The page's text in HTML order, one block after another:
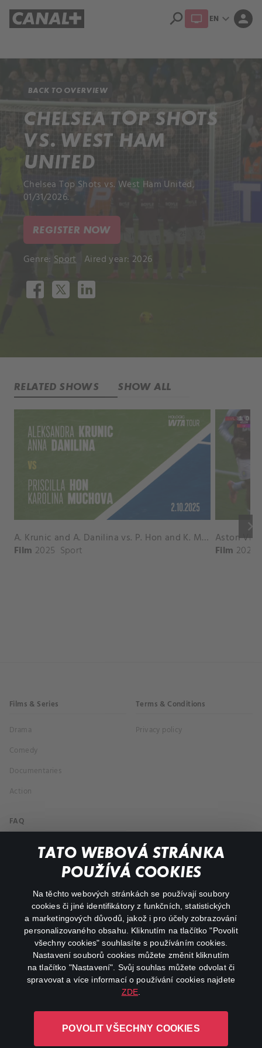
TATO WEBOVÁ STRÁNKA
POUŽÍVÁ COOKIES
Na těchto webových stránkách se používají soubory
cookies či jiné identifikátory z funkčních, statistických
a marketingových důvodů, jakož i pro účely zobrazování
personalizovaného obsahu. Kliknutím na tlačítko "Povolit
všechny cookies" souhlasíte s používáním cookies.
Nastavení souborů cookies můžete změnit kliknutím
na tlačítko "Nastavení". Svůj souhlas můžete odvolat či
spravovat a více informací o používání cookies najdete
ZDE
POVOLIT VŠECHNY COOKIES
search EN expand_more person
BACK TO OVERVIEW
CHELSEA TOP SHOTS
VS. WEST HAM
UNITED
Chelsea Top Shots vs. West Ham United,
01/31/2026.
REGISTER NOW
Genre: Sport Aired year: 2026
RELATED SHOWS SHOW ALL
keyboard_arrow_right
A. Krunic and A. Danilina vs. P. Hon and K. Muchova Match Highlights - BEIJING_Capital Group Diamond ( October 02, 2025)
Film 2025 Sport Film 2026
Films & Series
Drama
Comedy
Documentaries
Action
Terms & Conditions
Privacy policy
FAQ
My profile
facebookinstagram
youtube
L-1246 Luxembourg R.C.S.